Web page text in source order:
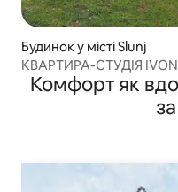
Будинок у місті Slunj
КВАРТИРА-СТУДІЯ
Комфорт як